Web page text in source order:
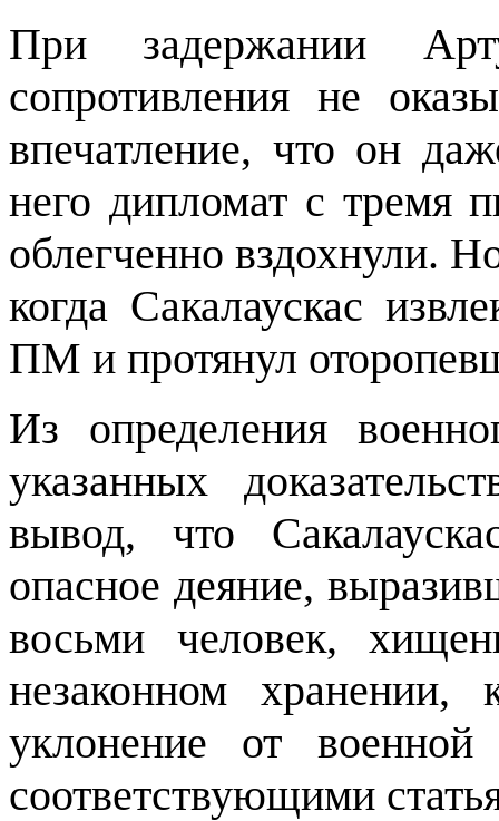
При задержании
сопротивления не
впечатление, что он
него дипломат с тремя
облегченно вздохнули.
когда Сакалаускас
ПМ и протянул
Из определения
указанных
вывод, что
опасное деяние,
восьми человек,
незаконном
уклонение от
соответствующими